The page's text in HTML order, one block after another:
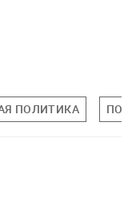
ПОЛИТИКА